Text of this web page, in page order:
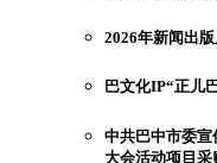
2026年新闻出
巴文化IP“正儿
中共巴中市委宣
大会活动项目采